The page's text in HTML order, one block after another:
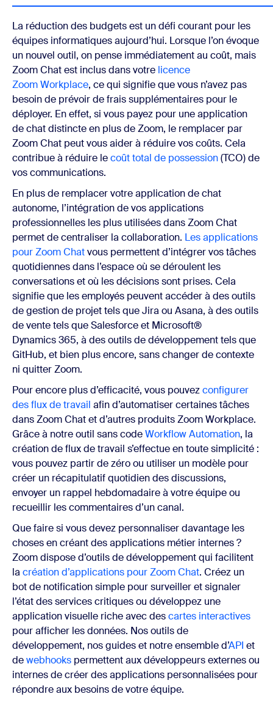
La réduction des budgets est un défi courant pour les
équipes informatiques aujourd’hui. Lorsque l’on évoque
un nouvel outil, on pense immédiatement au coût, mais
Zoom Chat est inclus dans votre licence
Zoom Workplace, ce qui signifie que vous n’avez pas
besoin de prévoir de frais supplémentaires pour le
déployer. En effet, si vous payez pour une application
de chat distincte en plus de Zoom, le remplacer par
Zoom Chat peut vous aider à réduire vos coûts. Cela
contribue à réduire lecoût total de possession(TCO) de
vos communications.
En plus de remplacer votre application de chat
autonome, l’intégration de vos applications
professionnelles les plus utilisées dans Zoom Chat
permet de centraliser la collaboration. Les applications
pour Zoom Chatvous permettent d’intégrer vos tâches
quotidiennes dans l’espace où se déroulent les
conversations et où les décisions sont prises. Cela
signifie que les employés peuvent accéder à des outils
de gestion de projet tels que Jira ou Asana, à des outils
de vente tels que Salesforce et Microsoft®
Dynamics 365, à des outils de développement tels que
GitHub, et bien plus encore, sans changer de contexte
ni quitter Zoom.
Pour encore plus d’efficacité, vous pouvezconfigurer
des flux de travail afin d’automatiser certaines tâches
dans Zoom Chat et d’autres produits Zoom Workplace.
Grâce à notre outil sans codeWorkflow Automation, la
création de flux de travail s’effectue en toute simplicité :
vous pouvez partir de zéro ou utiliser un modèle pour
créer un récapitulatif quotidien des discussions,
envoyer un rappel hebdomadaire à votre équipe ou
recueillir les commentaires d’un canal.
Que faire si vous devez personnaliser davantage les
choses en créant des applications métier internes ?
Zoom dispose d’outils de développement qui facilitent
la création d’applications pour Zoom Chat. Créez un
bot de notification simple pour surveiller et signaler
l’état des services critiques ou développez une
application visuelle riche avec descartes interactives
pour afficher les données. Nos outils de
développement, nos guides et notre ensemble d’API et
dewebhooks permettent aux développeurs externes ou
internes de créer des applications personnalisées pour
répondre aux besoins de votre équipe.